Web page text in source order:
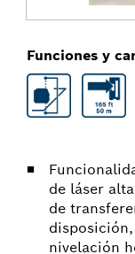
de láser
de
nivelación
Funciones y